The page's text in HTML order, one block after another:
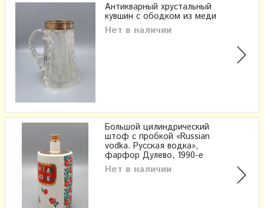
Антикварный хрустальный
кувшин с ободком из меди
Нет в наличии
Большой цилиндрический
штоф с пробкой «Russian
vodka. Русская водка»,
фарфор Дулево, 1990-е
Нет в наличии